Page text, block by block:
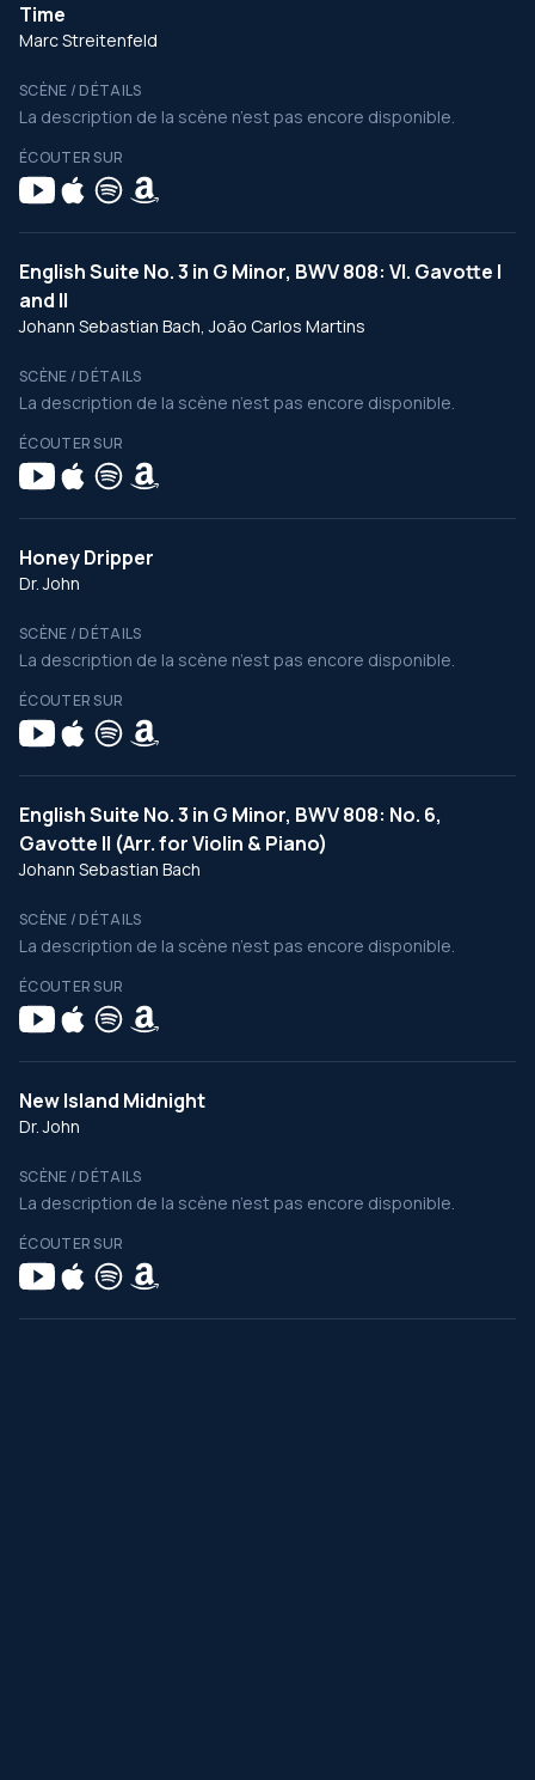
Time
Marc Streitenfeld
SCÈNE / DÉTAILS
La description de la scène n’est pas encore disponible.
ÉCOUTER SUR
English Suite No. 3 in G Minor, BWV 808: VI. Gavotte I
and II
Johann Sebastian Bach, João Carlos Martins
SCÈNE / DÉTAILS
La description de la scène n’est pas encore disponible.
ÉCOUTER SUR
Honey Dripper
Dr. John
SCÈNE / DÉTAILS
La description de la scène n’est pas encore disponible.
ÉCOUTER SUR
English Suite No. 3 in G Minor, BWV 808: No. 6,
Gavotte II (Arr. for Violin & Piano)
Johann Sebastian Bach
SCÈNE / DÉTAILS
La description de la scène n’est pas encore disponible.
ÉCOUTER SUR
New Island Midnight
Dr. John
SCÈNE / DÉTAILS
La description de la scène n’est pas encore disponible.
ÉCOUTER SUR